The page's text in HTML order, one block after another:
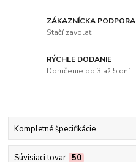
ZÁKAZNÍCKA PODPORA
Stačí zavolať
RÝCHLE DODANIE
Doručenie do 3 až 5 dní
Kompletné špecifikácie
Súvisiaci tovar 50